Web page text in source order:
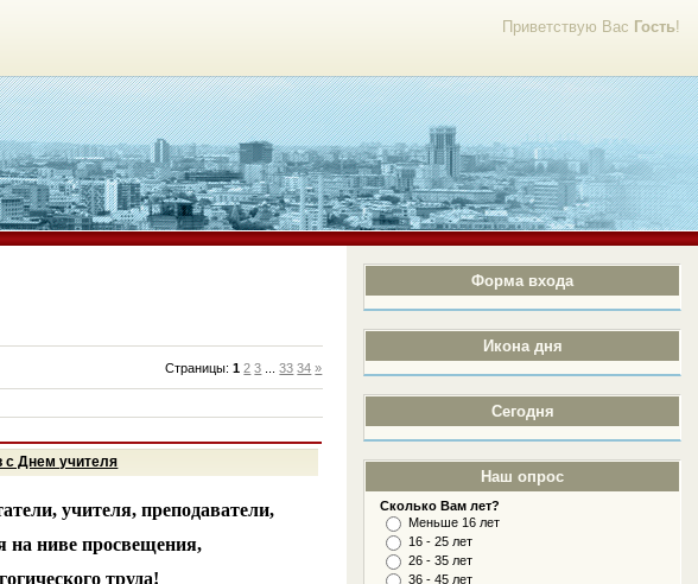
Приветствую Вас Гость!
Форма входа
Икона дня
Сегодня
Наш опрос
Сколько Вам лет?
Меньше 16 лет
16 - 25 лет
26 - 35 лет
36 - 45 лет
Страницы:1 2 3 33 34 »
с Днем учителя
учителя, преподаватели,
на ниве просвещения,
труда!